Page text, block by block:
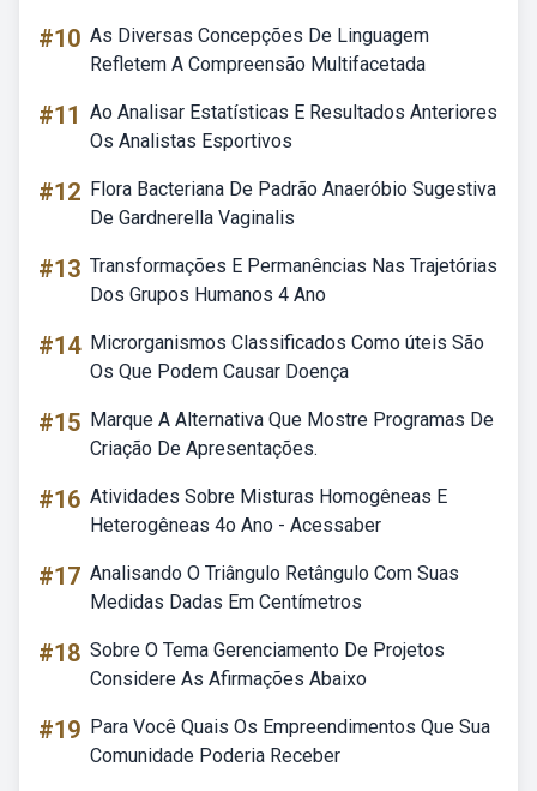
#10 As Diversas Concepções De Linguagem
Refletem A Compreensão Multifacetada
#11 Ao Analisar Estatísticas E Resultados Anteriores
Os Analistas Esportivos
#12 Flora Bacteriana De Padrão Anaeróbio Sugestiva
De Gardnerella Vaginalis
#13 Transformações E Permanências Nas Trajetórias
Dos Grupos Humanos 4 Ano
#14 Microrganismos Classificados Como úteis São
Os Que Podem Causar Doença
#15 Marque A Alternativa Que Mostre Programas De
Criação De Apresentações.
#16 Atividades Sobre Misturas Homogêneas E
Heterogêneas 4o Ano - Acessaber
#17 Analisando O Triângulo Retângulo Com Suas
Medidas Dadas Em Centímetros
#18 Sobre O Tema Gerenciamento De Projetos
Considere As Afirmações Abaixo
#19 Para Você Quais Os Empreendimentos Que Sua
Comunidade Poderia Receber